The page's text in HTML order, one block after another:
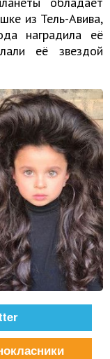
из Тель-Авива,
наградила её
её звездой